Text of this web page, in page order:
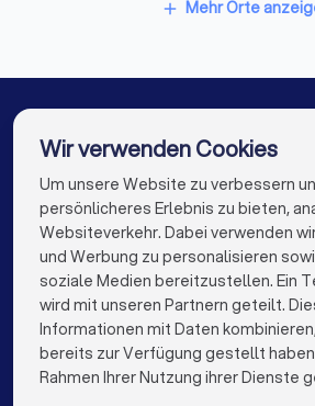
Klimatechniker in Mainz
Klimatechniker in
Klimatechniker in Berlin
Klimatechniker in München
Klimatechniker in Frankfurt
Klimatechniker in
Klimatechniker in
add Mehr Orte
Die besten Klimatechniker für Sie
info@trustlocal.de
FÜR PRIVATPERSONEN
Wir verwenden Cookies
Um unsere Website zu verbessern
persönlicheres Erlebnis zu bieten,
Websiteverkehr. Dabei verwenden
und Werbung zu personalisieren
soziale Medien bereitzustellen. Ein
wird mit unseren Partnern geteilt.
Informationen mit Daten
bereits zur Verfügung gestellt
Rahmen Ihrer Nutzung ihrer Dienste